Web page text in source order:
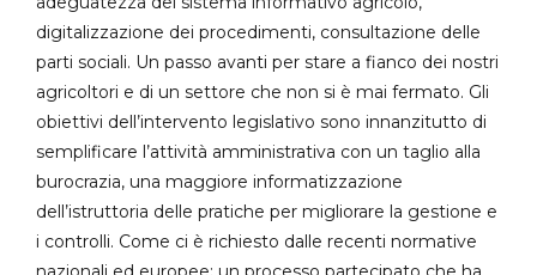
digitalizzazione dei procedimenti, consultazione delle
parti sociali. Un passo avanti per stare a fianco dei nostri
agricoltori e di un settore che non si è mai fermato. Gli
obiettivi dell’intervento legislativo sono innanzitutto di
semplificare l’attività amministrativa con un taglio alla
burocrazia, una maggiore informatizzazione
dell’istruttoria delle pratiche per migliorare la gestione e
i controlli. Come ci è richiesto dalle recenti normative